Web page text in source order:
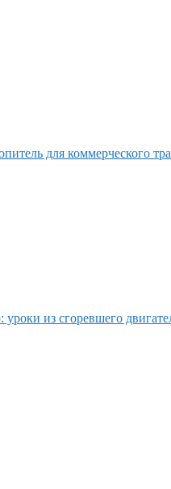
для коммерческого
из сгоревшего